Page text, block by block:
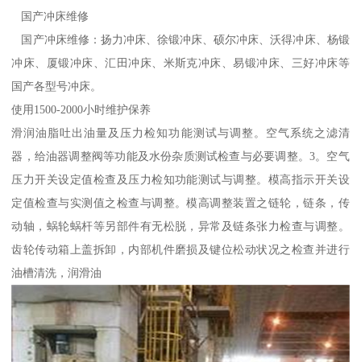
国产冲床维修
国产冲床维修：扬力冲床、徐锻冲床、硕尔冲床、沃得冲床、杨锻
冲床、厦锻冲床、汇田冲床、米斯克冲床、易锻冲床、三好冲床等
国产各型号冲床。
使用1500-2000小时维护保养
滑润油脂吐出油量及压力检知功能测试与调整。空气系统之滤清
器，给油器调整阀等功能及水份杂质测试检查与必要调整。3。空气
压力开关设定值检查及压力检知功能测试与调整。模高指示开关设
定值检查与实测值之检查与调整。模高调整装置之链轮，链条，传
动轴，蜗轮蜗杆等另部件有无松脱，异常及链条张力检查与调整。
齿轮传动箱上盖拆卸，内部机件磨损及键位松动状况之检查并进行
油槽清洗，润滑油